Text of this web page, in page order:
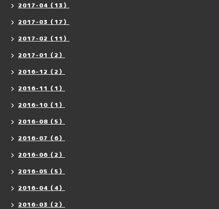
2017-04（13）
2017-03（17）
2017-02（11）
2017-01（2）
2016-12（2）
2016-11（1）
2016-10（1）
2016-08（5）
2016-07（6）
2016-06（2）
2016-05（5）
2016-04（4）
2016-03（2）